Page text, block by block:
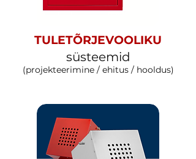
TULETÕRJEVOOLIKU
süsteemid
(projekteerimine / ehitus / hooldus)